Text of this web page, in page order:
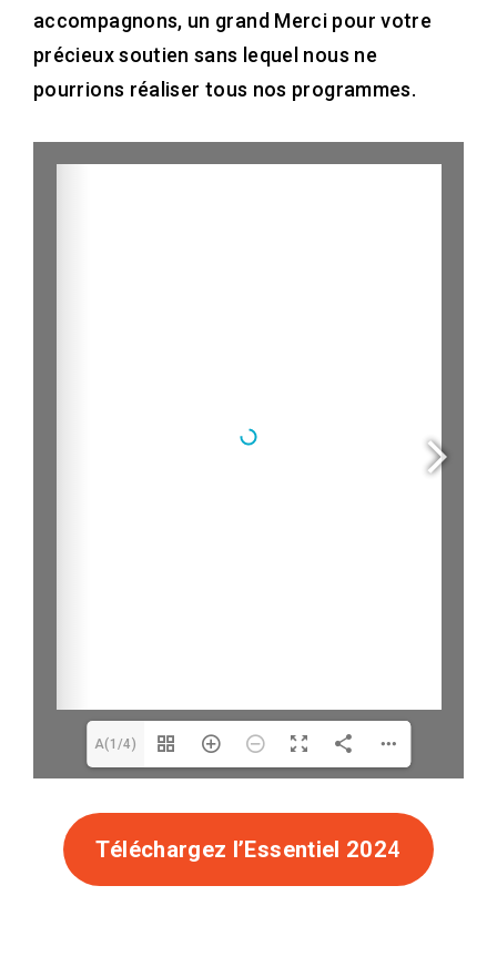
accompagnons, un grand Merci pour votre
précieux soutien sans lequel nous ne
pourrions réaliser tous nos programmes.
A(1/4)
Téléchargez l’Essentiel 2024